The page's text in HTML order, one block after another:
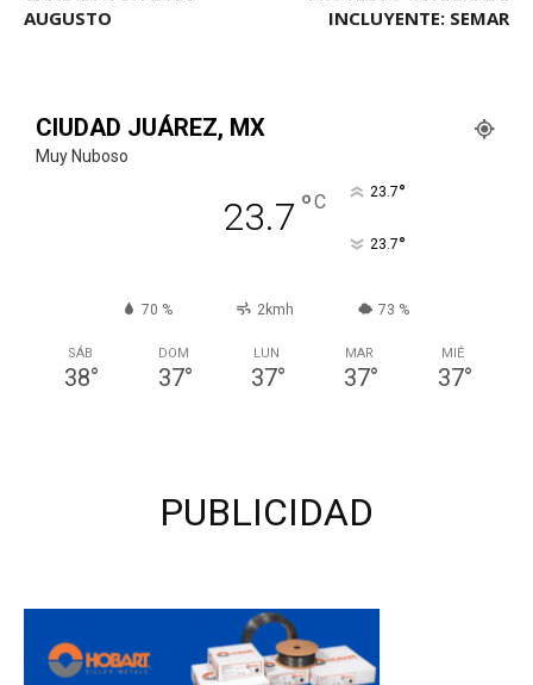
AUGUSTO
INCLUYENTE: SEMAR
CIUDAD JUÁREZ, MX
Muy Nuboso
23.7 °C 23.7°
23.7°
70 % 2kmh 73 %
SÁB
38°
DOM
37°
LUN
37°
MAR
37°
MIÉ
37°
PUBLICIDAD